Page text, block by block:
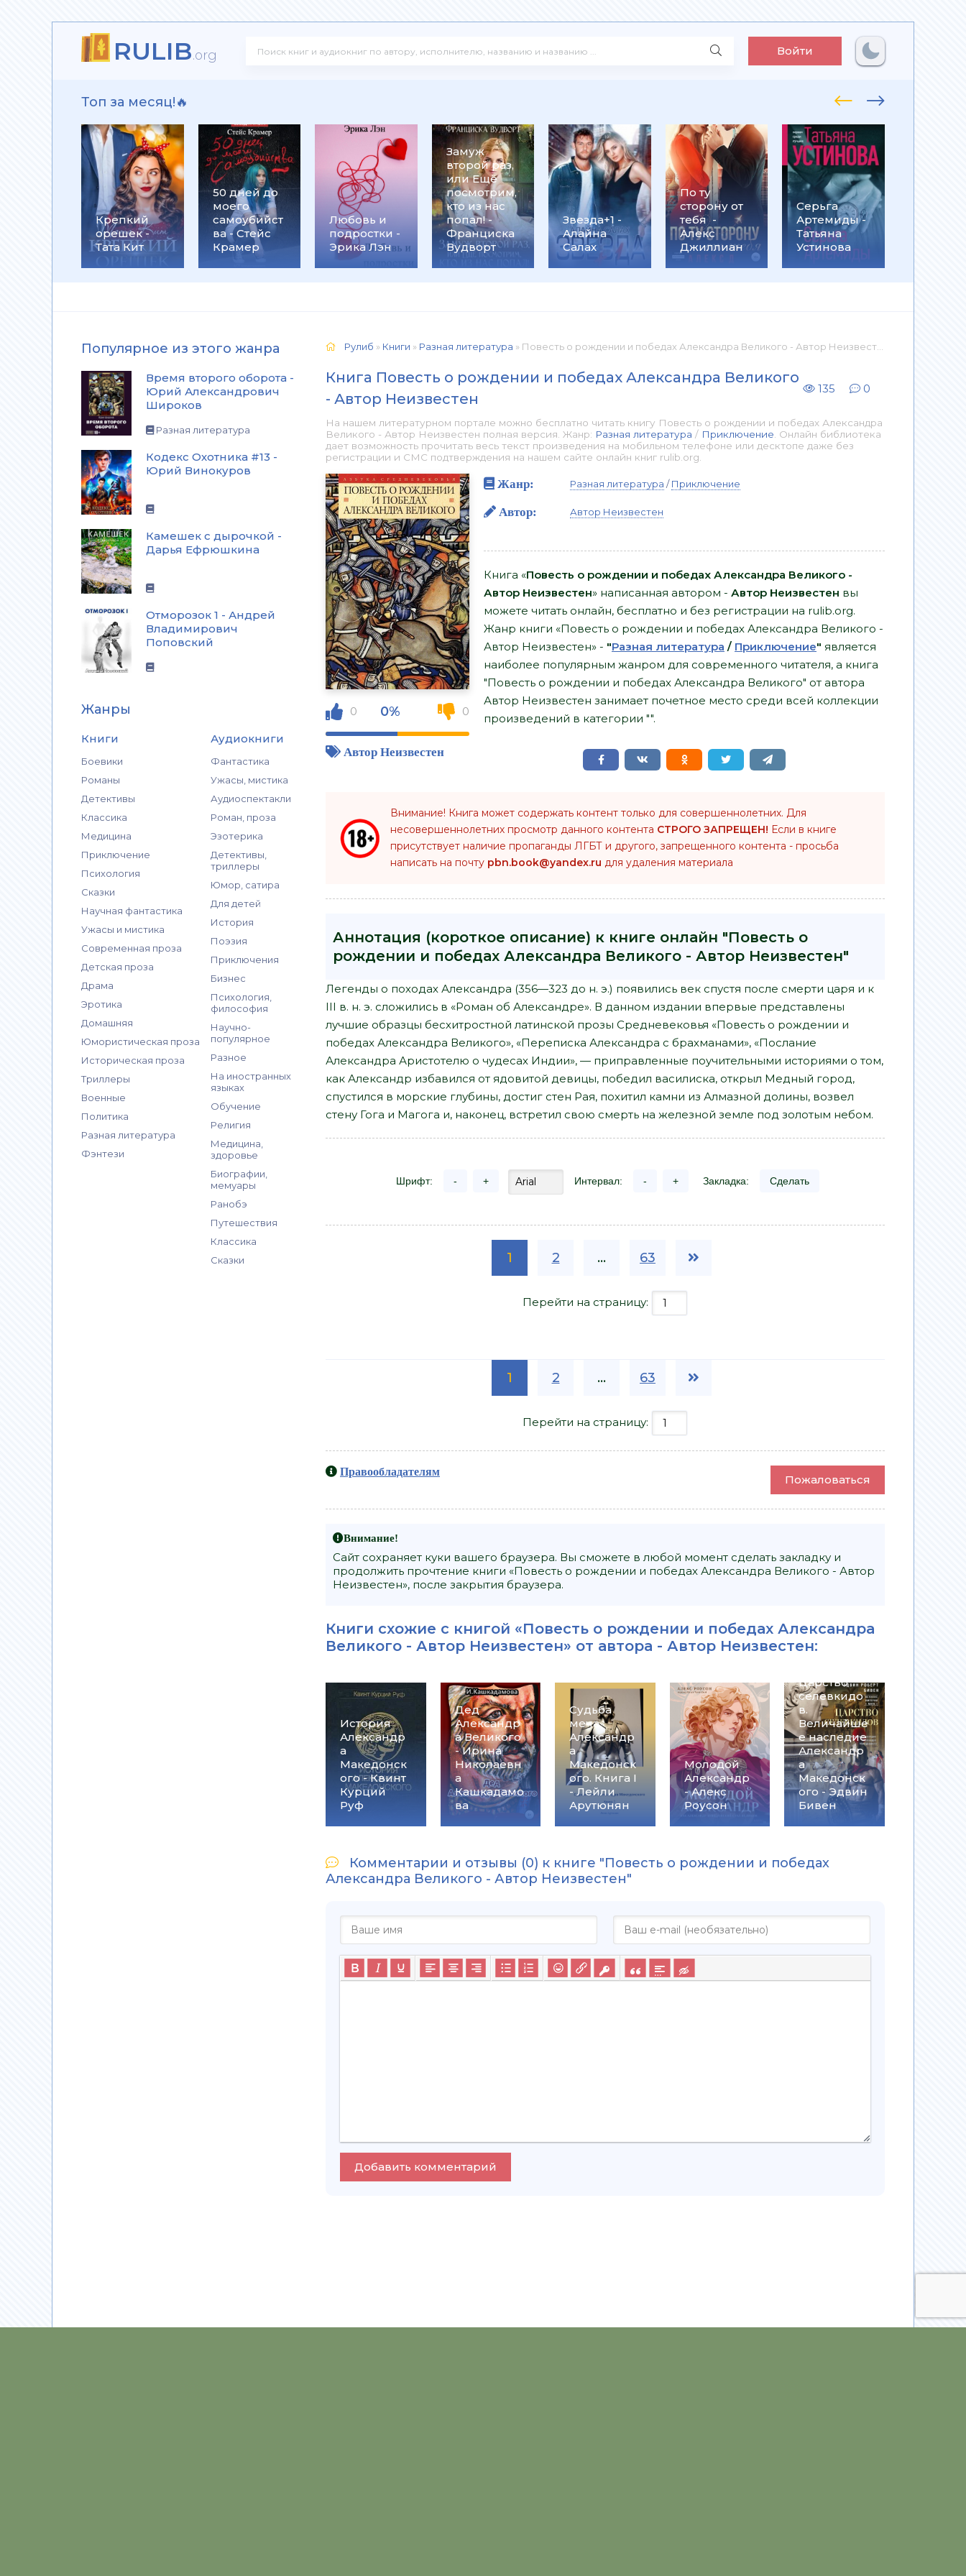
RULIB.org Войти
Топ за месяц!🔥
Крепкий
орешек -
Тата Кит
50 дней до
моего
самоубийст
ва - Стейс
Крамер
Любовь и
подростки -
Эрика Лэн
Замуж
второй раз,
или Ещё
посмотрим,
кто из нас
попал! -
Франциска
Вудворт
Звезда+1 -
Алайна
Салах
По ту
сторону от
тебя -
Алекс
Джиллиан
Серьга
Артемиды -
Татьяна
Устинова
на
- Ольга
Громыко
Популярное из этого жанра
Время второго оборота -
Юрий Александрович
Широков
Разная литература
Кодекс Охотника #13 -
Юрий Винокуров
Камешек с дырочкой -
Дарья Ефрюшкина
Отморозок 1 - Андрей
Владимирович
Поповский
Жанры
Книги
Боевики
Романы
Детективы
Классика
Медицина
Приключение
Психология
Сказки
Научная фантастика
Ужасы и мистика
Современная проза
Детская проза
Драма
Эротика
Домашняя
Юмористическая проза
Историческая проза
Триллеры
Военные
Политика
Разная литература
Фэнтези
Аудиокниги
Фантастика
Ужасы, мистика
Аудиоспектакли
Роман, проза
Эзотерика
Детективы,
триллеры
Юмор, сатира
Для детей
История
Поэзия
Приключения
Бизнес
Психология,
философия
Научно-
популярное
Разное
На иностранных
языках
Обучение
Религия
Медицина,
здоровье
Биографии,
мемуары
Ранобэ
Путешествия
Классика
Сказки
Рулиб » Книги » Разная литература » Повесть о рождении и победах Александра Великого - Автор Неизвестен 📕 - Книга онлайн бесплатно
Книга Повесть о рождении и победах Александра Великого
- Автор Неизвестен
135 0
На нашем литературном портале можно бесплатно читать книгу Повесть о рождении и победах Александра
Великого - Автор Неизвестен полная версия. Жанр: Разная литература / Приключение . Онлайн библиотека
дает возможность прочитать весь текст произведения на мобильном телефоне или десктопе даже без
регистрации и СМС подтверждения на нашем сайте онлайн книг rulib.org.
0 0% 0
Автор Неизвестен
Жанр: Разная литература /Приключение
Автор: Автор Неизвестен
Книга «Повесть о рождении и победах Александра Великого -
Автор Неизвестен» написанная автором - Автор Неизвестен вы
можете читать онлайн, бесплатно и без регистрации на rulib.org.
Жанр книги «Повесть о рождении и победах Александра Великого -
Автор Неизвестен» - "Разная литература / Приключение" является
наиболее популярным жанром для современного читателя, а книга
"Повесть о рождении и победах Александра Великого" от автора
Автор Неизвестен занимает почетное место среди всей коллекции
произведений в категории "".
Внимание! Книга может содержать контент только для совершеннолетних. Для
несовершеннолетних просмотр данного контента СТРОГО ЗАПРЕЩЕН! Если в книге
присутствует наличие пропаганды ЛГБТ и другого, запрещенного контента - просьба
написать на почту pbn.book@yandex.ru для удаления материала
Аннотация (короткое описание) к книге онлайн "Повесть о
рождении и победах Александра Великого - Автор Неизвестен"
Легенды о походах Александра (356—323 до н. э.) появились век спустя после смерти царя и к
III в. н. э. сложились в «Роман об Александре». В данном издании впервые представлены
лучшие образцы бесхитростной латинской прозы Средневековья «Повесть о рождении и
победах Александра Великого», «Переписка Александра с брахманами», «Послание
Александра Аристотелю о чудесах Индии», — приправленные поучительными историями о том,
как Александр избавился от ядовитой девицы, победил василиска, открыл Медный город,
спустился в морские глубины, достиг стен Рая, похитил камни из Алмазной долины, возвел
стену Гога и Магога и, наконец, встретил свою смерть на железной земле под золотым небом.
Шрифт: - + Интервал: - + Закладка: Сделать
1 2 ... 63
Перейти на страницу:
1 2 ... 63
Перейти на страницу:
Правообладателям
Пожаловаться
Внимание!
Сайт сохраняет куки вашего браузера. Вы сможете в любой момент сделать закладку и
продолжить прочтение книги «Повесть о рождении и победах Александра Великого - Автор
Неизвестен», после закрытия браузера.
Книги схожие с книгой «Повесть о рождении и победах Александра
Великого - Автор Неизвестен» от автора - Автор Неизвестен:
История
Александр
а
Македонск
ого - Квинт
Курций
Руф
Дед
Александр
а Великого
- Ирина
Николаевн
а
Кашкадамо
ва
Судьба
меча
Александр
а
Македонск
ого. Книга I
- Лейли
Арутюнян
Молодой
Александр
- Алекс
Роусон
Царство
селевкидо
в.
Величайше
е наследие
Александр
а
Македонск
ого - Эдвин
Бивен
Комментарии и отзывы (0) к книге "Повесть о рождении и победах
Александра Великого - Автор Неизвестен"
Добавить комментарий
Юрий Александрович Широков
Винокуров
Ефрюшкина
Поповский